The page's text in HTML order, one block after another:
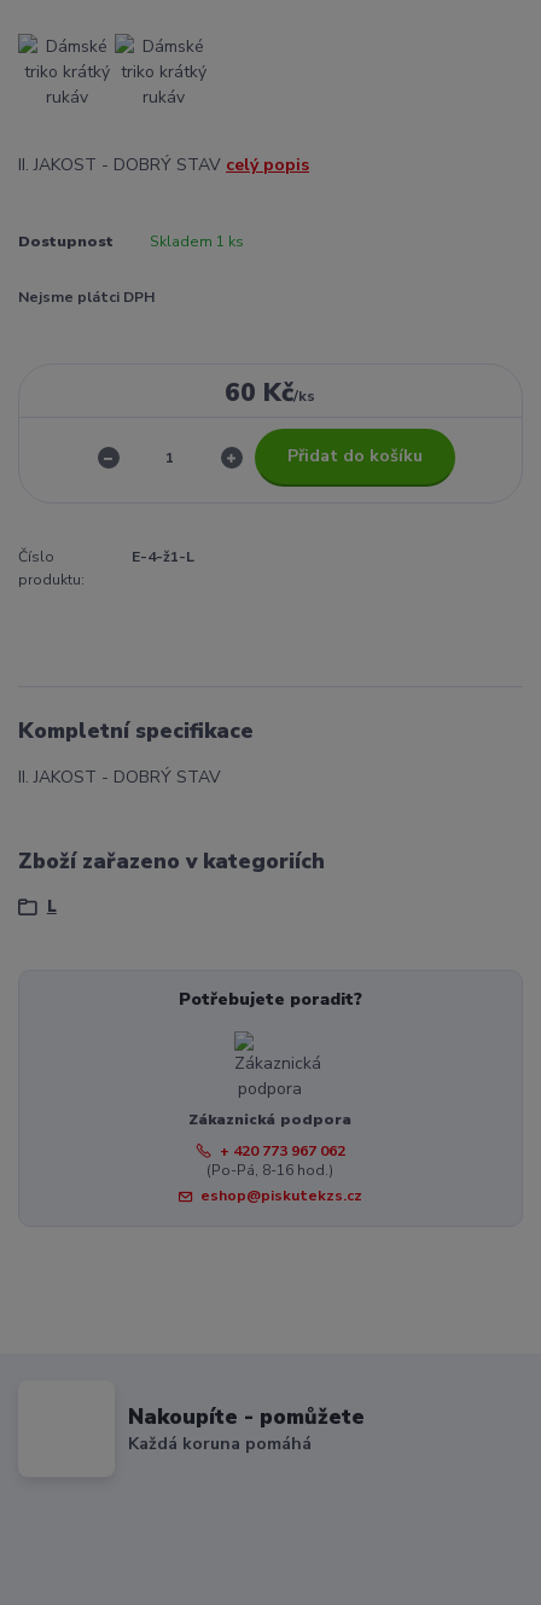
II. JAKOST - DOBRÝ STAV celý popis
Dostupnost Skladem 1 ks
Nejsme plátci DPH
60 Kč/ks
Přidat do košíku
Číslo
produktu:
E-4-ž1-L
Kompletní specifikace
II. JAKOST - DOBRÝ STAV
Zboží zařazeno v kategoriích
L
Potřebujete poradit?
Zákaznická podpora
+ 420 773 967 062
(Po-Pá, 8-16 hod.)
eshop@piskutekzs.cz
Nakoupíte - pomůžete
Každá koruna pomáhá